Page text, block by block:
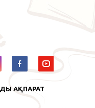
АҚПАРАТ